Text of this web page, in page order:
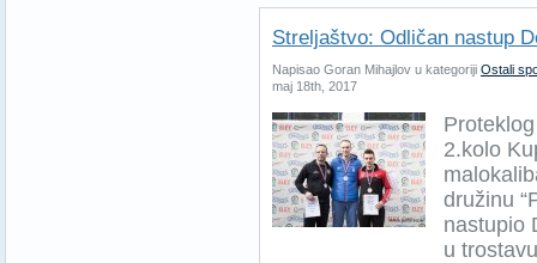
Streljaštvo: Odličan nastup
Napisao Goran Mihajlov u kategoriji Ostali
maj 18th, 2017
2.kolo
družinu
nastupio
u